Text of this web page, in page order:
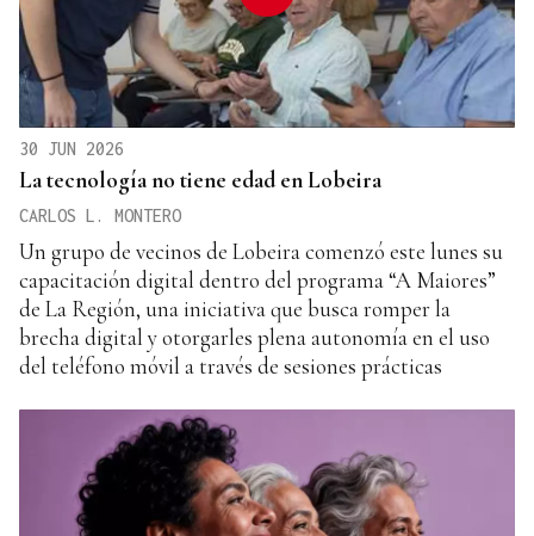
30 JUN 2026
La tecnología no tiene edad en Lobeira
CARLOS L. MONTERO
Un grupo de vecinos de Lobeira comenzó este lunes su
capacitación digital dentro del programa “A Maiores”
de La Región, una iniciativa que busca romper la
brecha digital y otorgarles plena autonomía en el uso
del teléfono móvil a través de sesiones prácticas